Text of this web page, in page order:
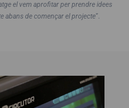
el vem aprofitar per prendre idees
abans de començar el projecte”.